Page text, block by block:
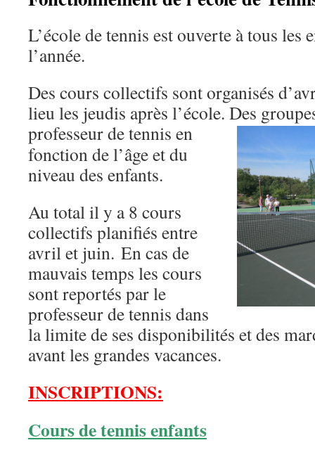
L’école de tennis est ouverte à tous les
l’année.
Des cours collectifs sont organisés
lieu les jeudis après l’école. Des
professeur de tennis en
fonction de l’âge et du
niveau des enfants.
Au total il y a 8 cours
collectifs planifiés entre
avril et juin. En cas de
mauvais temps les cours
sont reportés par le
professeur de tennis dans
la limite de ses disponibilités et des
avant les grandes vacances.
INSCRIPTIONS:
Cours de tennis enfants